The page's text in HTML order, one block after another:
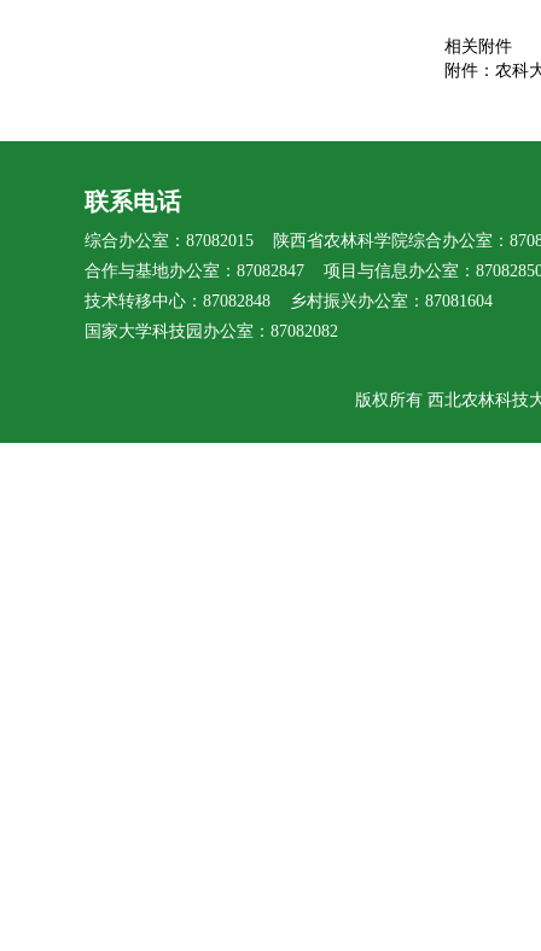
相关附件
附件：农科
联系电话
综合办公室：87082015 陕西省农林科学院综合办公室：
合作与基地办公室：87082847 项目与信息办公室：
技术转移中心：87082848 乡村振兴办公室：87081604
国家大学科技园办公室：87082082
版权所有 西北农林科技